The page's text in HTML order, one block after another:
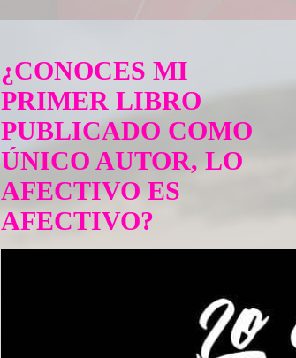
¿CONOCES MI
PRIMER LIBRO
PUBLICADO COMO
ÚNICO AUTOR, LO
AFECTIVO ES
AFECTIVO?